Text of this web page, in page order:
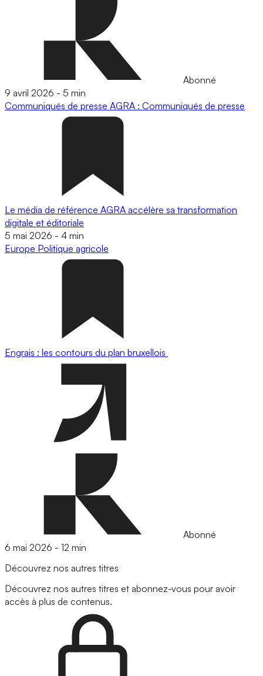
Abonné
9 avril 2026 - 5 min
Communiqués de presse AGRA : Communiqués de presse
Le média de référence AGRA accélère sa transformation
digitale et éditoriale
5 mai 2026 - 4 min
Europe Politique agricole
Engrais : les contours du plan bruxellois
Abonné
6 mai 2026 - 12 min
Découvrez nos autres titres
Découvrez nos autres titres et abonnez-vous pour avoir
accès à plus de contenus.